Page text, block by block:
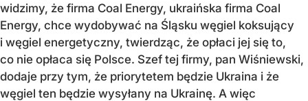
widzimy, że firma Coal Energy, ukraińska firma Coal
Energy, chce wydobywać na Śląsku węgiel koksujący
i węgiel energetyczny, twierdząc, że opłaci jej się to,
co nie opłaca się Polsce. Szef tej firmy, pan Wiśniewski,
dodaje przy tym, że priorytetem będzie Ukraina i że
węgiel ten będzie wysyłany na Ukrainę. A więc